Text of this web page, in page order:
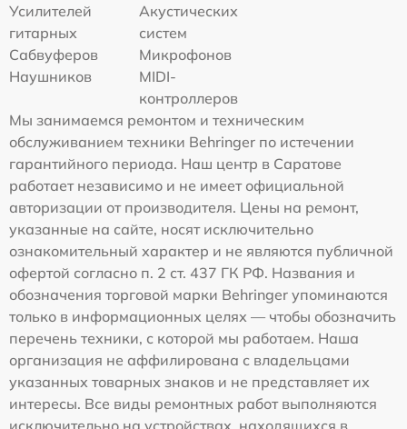
Усилителей
гитарных
Акустических
систем
Сабвуферов
Микрофонов
Наушников
MIDI-
контроллеров
Мы занимаемся ремонтом и техническим
обслуживанием техники Behringer по истечении
гарантийного периода. Наш центр в Саратове
работает независимо и не имеет официальной
авторизации от производителя. Цены на ремонт,
указанные на сайте, носят исключительно
ознакомительный характер и не являются публичной
офертой согласно п. 2 ст. 437 ГК РФ. Названия и
обозначения торговой марки Behringer упоминаются
только в информационных целях — чтобы обозначить
перечень техники, с которой мы работаем. Наша
организация не аффилирована с владельцами
указанных товарных знаков и не представляет их
интересы. Все виды ремонтных работ выполняются
исключительно на устройствах, находящихся в